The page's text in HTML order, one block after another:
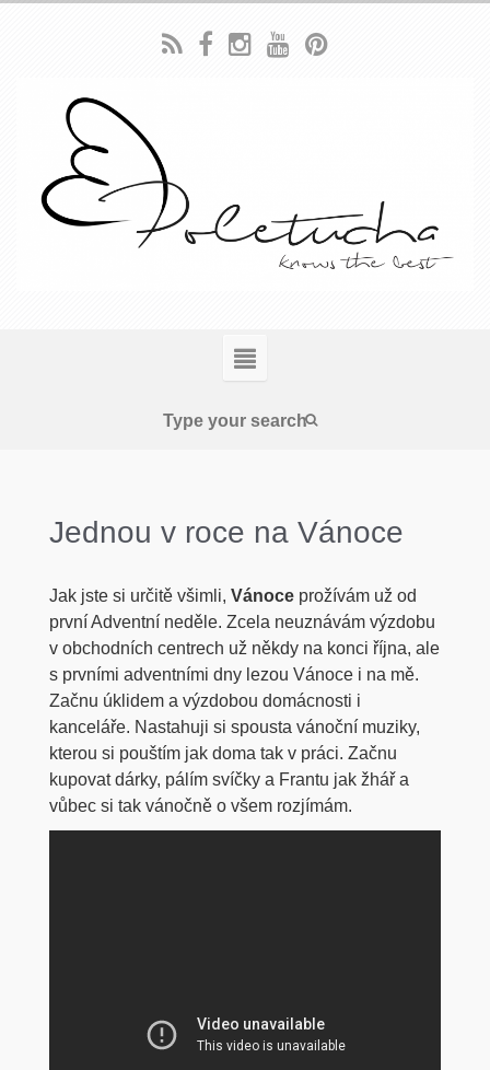
Jednou v roce na Vánoce
Jak jste si určitě všimli, Vánoce prožívám už od
první Adventní neděle. Zcela neuznávám výzdobu
v obchodních centrech už někdy na konci října, ale
s prvními adventními dny lezou Vánoce i na mě.
Začnu úklidem a výzdobou domácnosti i
kanceláře. Nastahuji si spousta vánoční muziky,
kterou si pouštím jak doma tak v práci. Začnu
kupovat dárky, pálím svíčky a Frantu jak žhář a
vůbec si tak vánočně o všem rozjímám.